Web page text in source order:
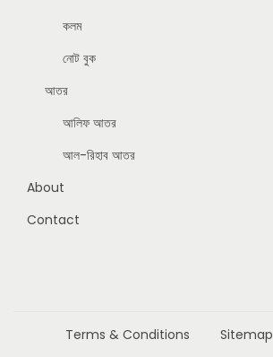
কলম
নোট বুক
আতর
আলিফ আতর
আল-রিহাব আতর
About
Contact
Terms & Conditions Sitemap